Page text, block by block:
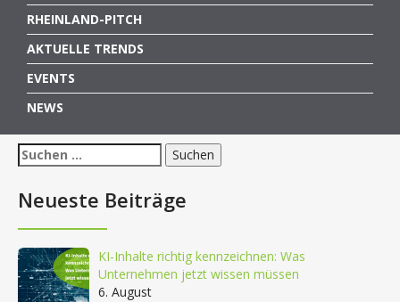
RHEINLAND-PITCH
AKTUELLE TRENDS
EVENTS
NEWS
Suchen
nach:
Neueste Beiträge
KI-Inhalte richtig kennzeichnen: Was
Unternehmen jetzt wissen müssen
6. August